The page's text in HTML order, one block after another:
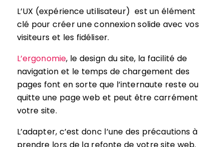
L’UX (expérience utilisateur) est un élément
clé pour créer une connexion solide avec vos
visiteurs et les fidéliser.
L’ergonomie, le design du site, la facilité de
navigation et le temps de chargement des
pages font en sorte que l’internaute reste ou
quitte une page web et peut être carrément
votre site.
L’adapter, c’est donc l’une des précautions à
prendre lors de la refonte de votre site web.